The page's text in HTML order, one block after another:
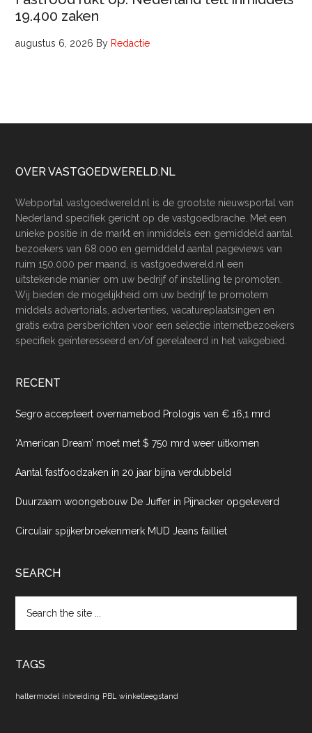
19.400 zaken
augustus 6, 2026 By Redactie
Footer
OVER VASTGOEDWERELD.NL
Webportal vastgoedwereld.nl is de grootste nieuwsportal van
Nederland specifiek gericht op de vastgoedbrache. Met een
unieke positie in de markt en inmiddels een gemiddeld aantal
bezoekers van 68.000 en gemiddeld aantal pageviews van
ruim 150.000 per maand, is vastgoedwereld.nl een
uitstekende manier om uw bedrijf of instelling te promoten.
Wij bieden de mogelijkheid om uw bedrijf te promotem
middels advertorials, advertenties, vacatureplaatsingen en
gratis extra persberichten voor een selectie internetbezoekers
specifiek geïnteresseerd en/of gerelateerd in het vakgebied.
RECENT
Segro accepteert overnamebod Prologis van € 16,1 mrd
‘American Dream’ moet met $ 750 mrd weer uitkomen
Aantal fastfoodzaken in 20 jaar bijna verdubbeld
Duurzaam woongebouw De Juffer in Pijnacker opgeleverd
Circulair spijkerbroekenmerk MUD Jeans failliet
SEARCH
the
TAGS
haltermodel inbreiding PBL winkelleegstand